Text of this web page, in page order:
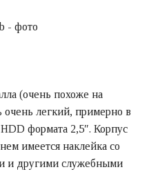
(очень похоже на
очень легкий, примерно в
формата 2,5″. Корпус
имеется наклейка со
и другими служебными